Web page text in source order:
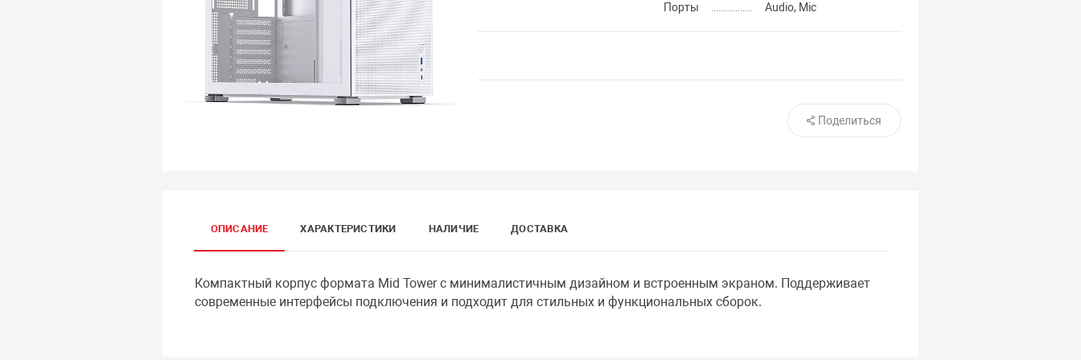
Порты
Audio, Mic
Поделиться
ОПИСАНИЕ ХАРАКТЕРИСТИКИ НАЛИЧИЕ ДОСТАВКА
Компактный корпус формата Mid Tower с минималистичным дизайном и встроенным экраном. Поддерживает
современные интерфейсы подключения и подходит для стильных и функциональных сборок.